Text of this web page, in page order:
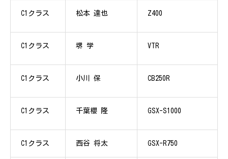
C1クラス 松本 達也 Z400
C1クラス 堺 学 VTR
C1クラス 小川 保 CB250R
C1クラス 千葉櫻 隆 GSX-S1000
C1クラス 西谷 将太 GSX-R750